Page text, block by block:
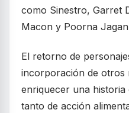
como Sinestro, Garret
Macon y Poorna
El retorno de
incorporación de otros
enriquecer una
tanto de acción